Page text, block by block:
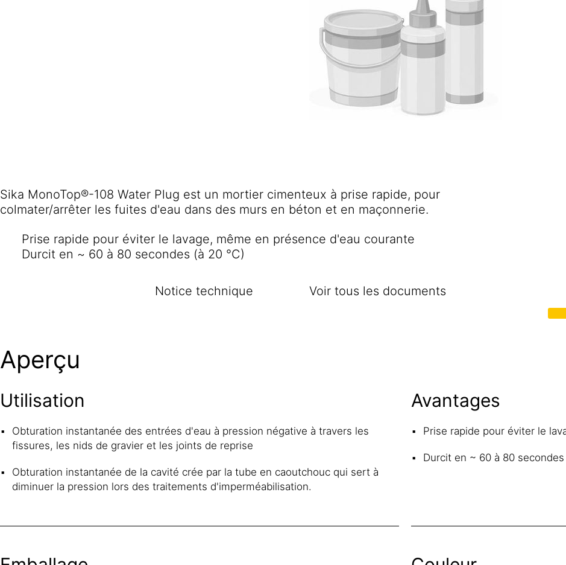
Sika MonoTop®-108 Water Plug est un mortier cimenteux à prise rapide, pour
colmater/arrêter les fuites d'eau dans des murs en béton et en maçonnerie.
Prise rapide pour éviter le lavage, même en présence d'eau courante
Durcit en ~ 60 à 80 secondes (à 20 °C)
Notice technique Voir tous les documents
Aperçu
Utilisation
Obturation instantanée des entrées d'eau à pression négative à travers les
fissures, les nids de gravier et les joints de reprise
Obturation instantanée de la cavité crée par la tube en caoutchouc qui sert à
diminuer la pression lors des traitements d'imperméabilisation.
Avantages
Prise rapide pour éviter le
Durcit en ~ 60 à 80 secondes